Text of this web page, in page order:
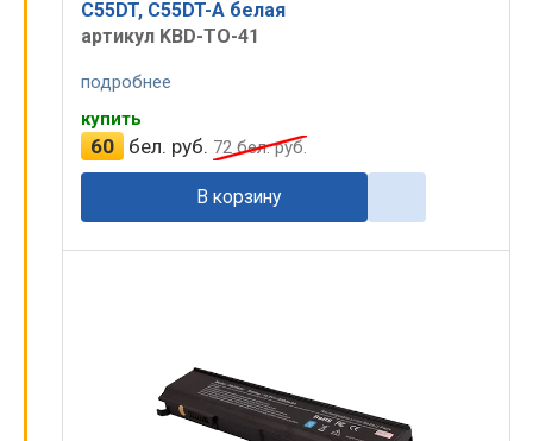
C55DT, C55DT-A белая
артикул KBD-TO-41
подробнее
купить
60 бел. руб. 72бел. руб.
В корзину